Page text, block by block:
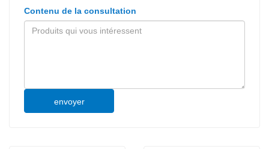
Contenu de la consultation
envoyer